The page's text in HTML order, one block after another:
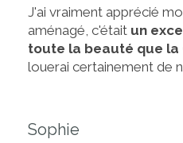
J'ai vraiment apprécié
aménagé, c'était un
toute la beauté que la
louerai certainement de
Sophie